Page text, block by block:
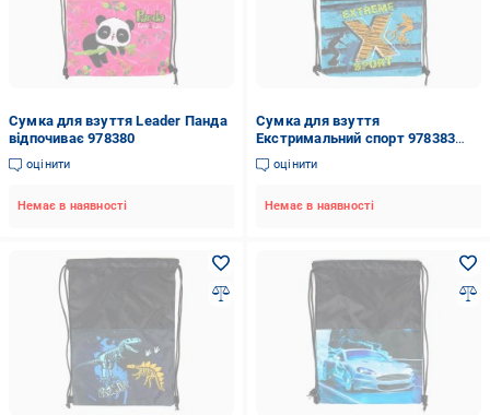
Сумка для взуття Leader Панда
відпочиває 978380
оцінити
Немає в наявності
Сумка для взуття
Екстримальний спорт 978383
Leader
оцінити
Немає в наявності